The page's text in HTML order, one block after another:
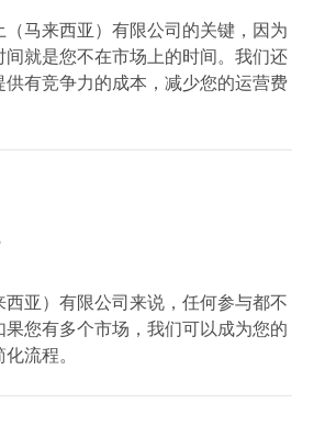
就是您不在市场上的时间。我们还
供有竞争力的成本，减少您的运营费
亚）有限公司来说，任何参与都不
果您有多个市场，我们可以成为您的
流程。